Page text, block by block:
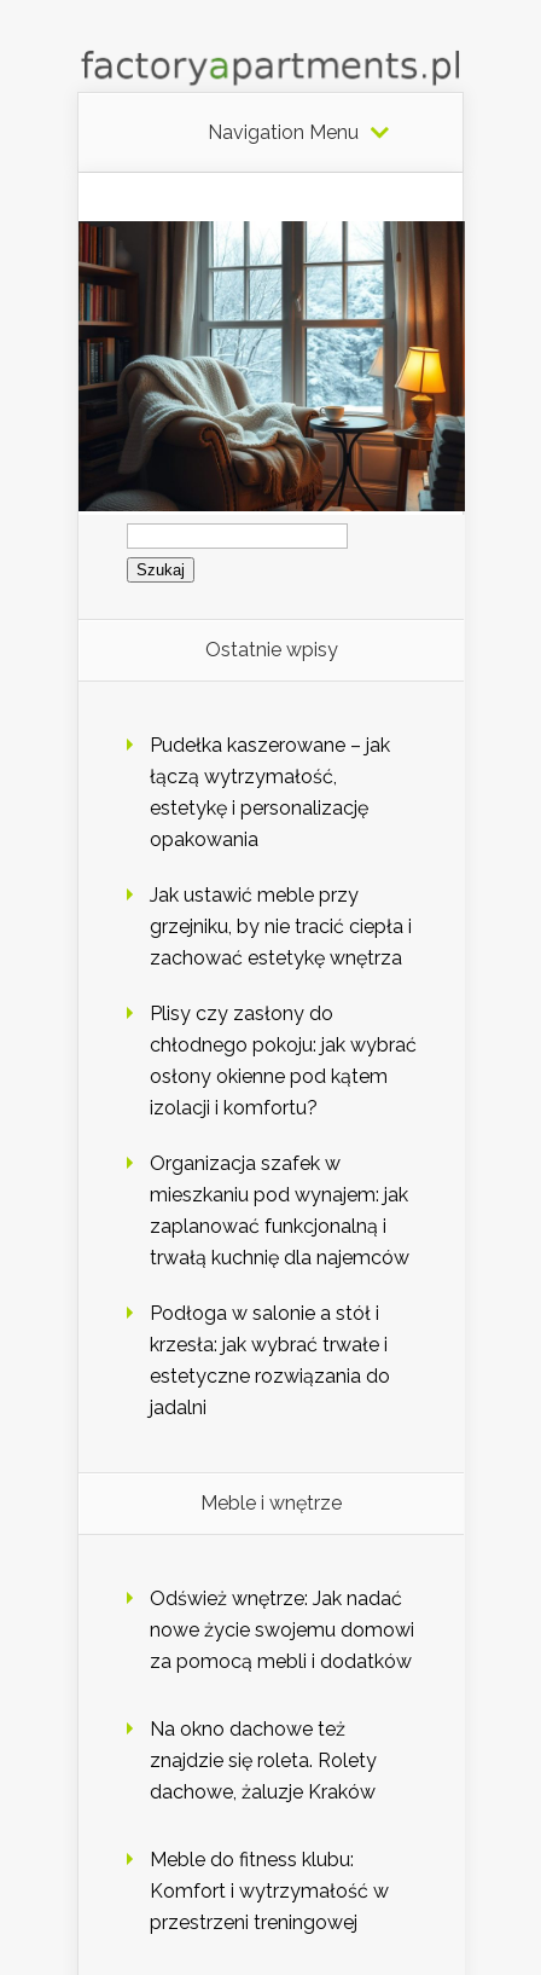
Navigation Menu
Szukaj:
Ostatnie wpisy
Pudełka kaszerowane – jak
łączą wytrzymałość,
estetykę i personalizację
opakowania
Jak ustawić meble przy
grzejniku, by nie tracić ciepła i
zachować estetykę wnętrza
Plisy czy zasłony do
chłodnego pokoju: jak wybrać
osłony okienne pod kątem
izolacji i komfortu?
Organizacja szafek w
mieszkaniu pod wynajem: jak
zaplanować funkcjonalną i
trwałą kuchnię dla najemców
Podłoga w salonie a stół i
krzesła: jak wybrać trwałe i
estetyczne rozwiązania do
jadalni
Meble i wnętrze
Odśwież wnętrze: Jak nadać
nowe życie swojemu domowi
za pomocą mebli i dodatków
Na okno dachowe też
znajdzie się roleta. Rolety
dachowe, żaluzje Kraków
Meble do fitness klubu:
Komfort i wytrzymałość w
przestrzeni treningowej